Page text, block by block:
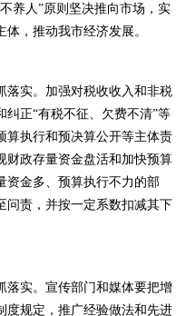
养人”原则坚决推向市场，实
，推动我市经济发展。
落实。加强对税收收入和非税
正“有税不征、欠费不清”等
算执行和预决算公开等主体责
财政存量资金盘活和加快预算
资金多、预算执行不力的部
问责，并按一定系数扣减其下
落实。宣传部门和媒体要把增
度规定，推广经验做法和先进